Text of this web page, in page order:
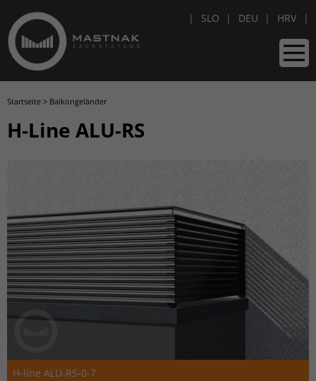
SLO DEU HRV
Startseite > Balkongeländer
H-Line ALU-RS
H-line ALU-RS-0-7